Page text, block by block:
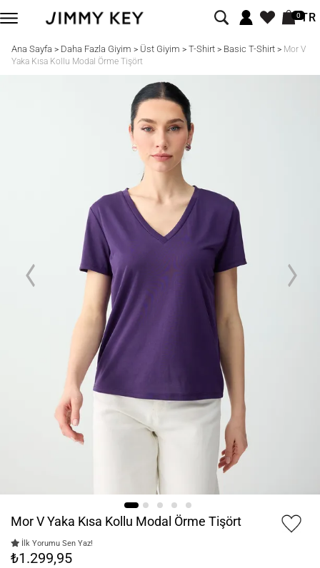
0TR
Ana Sayfa > Daha Fazla Giyim > Üst Giyim > T-Shirt> Basic T-Shirt> Mor V
Yaka Kısa Kollu Modal Örme Tişört
Mor V Yaka Kısa Kollu Modal Örme Tişört
İlk Yorumu Sen Yaz!
₺1.299,95